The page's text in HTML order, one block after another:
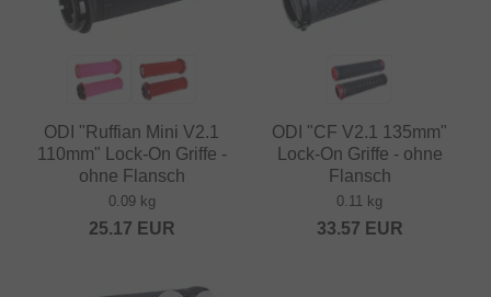
ODI "Ruffian Mini V2.1
110mm" Lock-On Griffe -
ohne Flansch
0.09 kg
25.17 EUR
ODI "CF V2.1 135mm"
Lock-On Griffe - ohne
Flansch
0.11 kg
33.57 EUR